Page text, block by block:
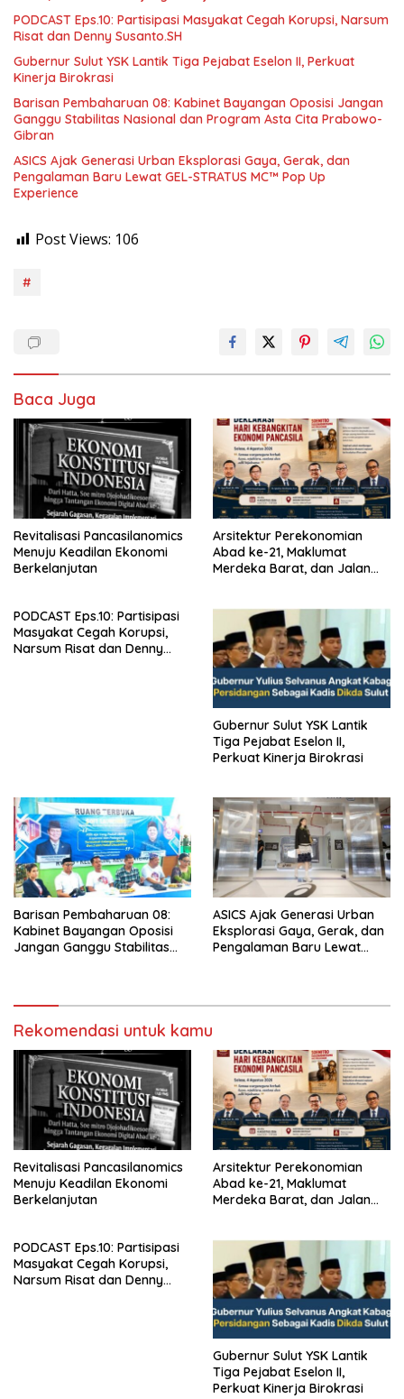
PODCAST Eps.10: Partisipasi Masyakat Cegah Korupsi, Narsum
Risat dan Denny Susanto.SH
Gubernur Sulut YSK Lantik Tiga Pejabat Eselon II, Perkuat
Kinerja Birokrasi
Barisan Pembaharuan 08: Kabinet Bayangan Oposisi Jangan
Ganggu Stabilitas Nasional dan Program Asta Cita Prabowo-
Gibran
ASICS Ajak Generasi Urban Eksplorasi Gaya, Gerak, dan
Pengalaman Baru Lewat GEL-STRATUS MC™ Pop Up
Experience
Post Views: 106
#
Baca Juga
Revitalisasi Pancasilanomics
Menuju Keadilan Ekonomi
Berkelanjutan
Arsitektur Perekonomian
Abad ke-21, Maklumat
Merdeka Barat, dan Jalan
PODCAST Eps.10: Partisipasi
Masyakat Cegah Korupsi,
Narsum Risat dan Denny
Gubernur Sulut YSK Lantik
Tiga Pejabat Eselon II,
Perkuat Kinerja Birokrasi
Barisan Pembaharuan 08:
Kabinet Bayangan Oposisi
Jangan Ganggu Stabilitas
ASICS Ajak Generasi Urban
Eksplorasi Gaya, Gerak, dan
Pengalaman Baru Lewat
Rekomendasi untuk kamu
Revitalisasi Pancasilanomics
Menuju Keadilan Ekonomi
Berkelanjutan
Arsitektur Perekonomian
Abad ke-21, Maklumat
Merdeka Barat, dan Jalan
PODCAST Eps.10: Partisipasi
Masyakat Cegah Korupsi,
Narsum Risat dan Denny
Gubernur Sulut YSK Lantik
Tiga Pejabat Eselon II,
Perkuat Kinerja Birokrasi